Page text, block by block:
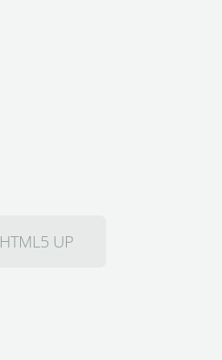
HTML5 UP